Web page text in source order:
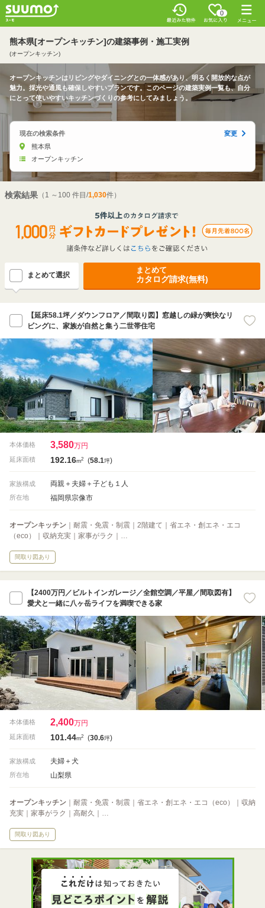
0
熊本県[オープンキッチン]の建築事例・施工実例
(オープンキッチン)
オープンキッチンはリビングやダイニングとの一体感があり、明るく開放的な点が
魅力。採光や通風も確保しやすいプランです。このページの建築実例一覧も、自分
にとって使いやすいキッチンづくりの参考にしてみましょう。
現在の検索条件
変更
熊本県
オープンキッチン
検索結果 （1 ～100 件目/1,030件）
まとめて選択
まとめて
カタログ請求(無料)
【延床58.1坪／ダウンフロア／間取り図】窓越しの緑が爽快なリ
ビングに、家族が自然と集う二世帯住宅
本体価格 3,580万円
延床面積 192.16m2 (58.1坪)
家族構成 両親＋夫婦＋子ども１人
所在地 福岡県宗像市
オープンキッチン ｜耐震・免震・制震｜2階建て｜省エネ・創エネ・エコ
（eco）｜収納充実｜家事がラク｜…
間取り図あり
【2400万円／ビルトインガレージ／全館空調／平屋／間取図有】
愛犬と一緒に八ヶ岳ライフを満喫できる家
本体価格 2,400万円
延床面積 101.44m2 (30.6坪)
家族構成 夫婦＋犬
所在地 山梨県
オープンキッチン ｜耐震・免震・制震｜省エネ・創エネ・エコ（eco）｜収納
充実｜家事がラク｜高耐久｜…
間取り図あり